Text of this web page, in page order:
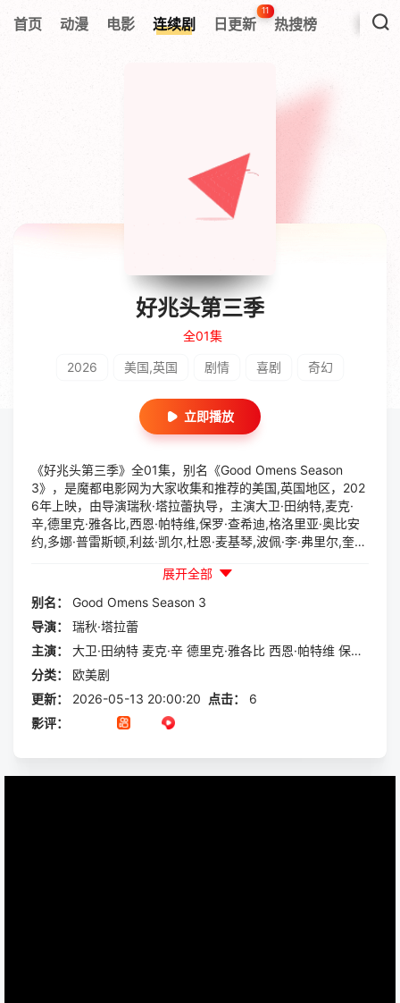
首页 动漫 电影 连续剧 日更新
11
热搜榜
好兆头第三季
全01集
2026 美国,英国 剧情 喜剧 奇幻
立即播放
《好兆头第三季》全01集，别名《Good Omens Season
3》，是魔都电影网为大家收集和推荐的美国,英国地区，202
6年上映，由导演瑞秋·塔拉蕾执导，主演大卫·田纳特,麦克·
辛,德里克·雅各比,西恩·帕特维,保罗·查希迪,格洛里亚·奥比安
约,多娜·普雷斯顿,利兹·凯尔,杜恩·麦基琴,波佩·李·弗里尔,奎琳
部欧美剧，本片讲述的是：如今已成为至高大天使的亚茨拉斐
尔（麦克·辛饰）在第二次降临的计划正朝着出人意料却又危
险的方向发展之际，寻求克劳利（大卫·田纳特饰）的帮助。
天使与恶魔能否在一切为时已晚之前，弥合他们之间的分歧？
展开全部
别名：
Good Omens Season 3
导演：
瑞秋·塔拉蕾
主演：
大卫·田纳特 麦克·辛 德里克·雅各比 西恩·帕特维 保罗·查希迪
分类：
欧美剧
更新：
2026-05-13 20:00:20 点击：
6
影评：